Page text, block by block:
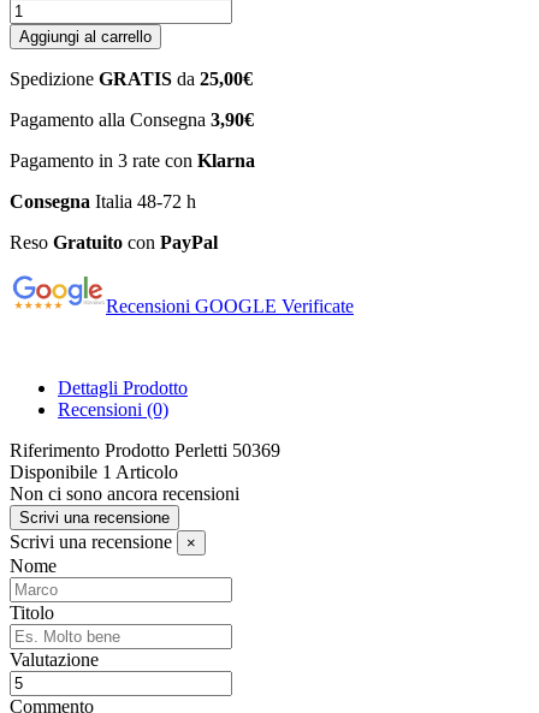
Aggiungi al carrello
Spedizione GRATIS da 25,00€
Pagamento alla Consegna 3,90€
Pagamento in 3 rate con Klarna
Consegna Italia 48-72 h
Reso Gratuito con PayPal
Recensioni GOOGLE Verificate
Dettagli Prodotto
Recensioni (0)
Riferimento Prodotto Perletti 50369
Disponibile 1 Articolo
Non ci sono ancora recensioni
Scrivi una recensione
Scrivi una recensione ×
Nome
Titolo
Valutazione
Commento